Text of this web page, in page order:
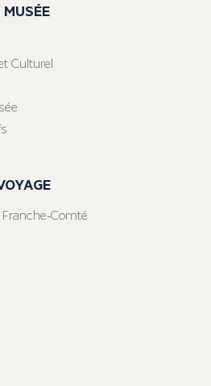
Culturel
Comté